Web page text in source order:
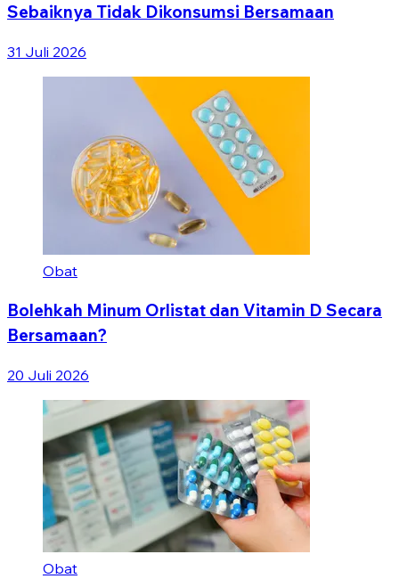
Sebaiknya Tidak Dikonsumsi Bersamaan
31 Juli 2026
Obat
Bolehkah Minum Orlistat dan Vitamin D Secara
Bersamaan?
20 Juli 2026
Obat